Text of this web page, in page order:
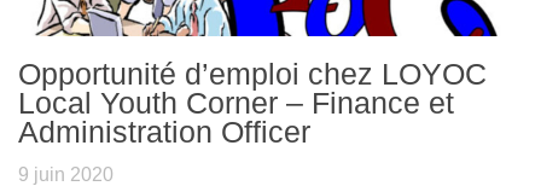
Opportunité d’emploi chez LOYOC
Local Youth Corner – Finance et
Administration Officer
9 juin 2020